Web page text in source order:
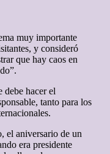
muy importante
y consideró
que hay caos en
debe hacer el
tanto para los
el aniversario de un
era presidente